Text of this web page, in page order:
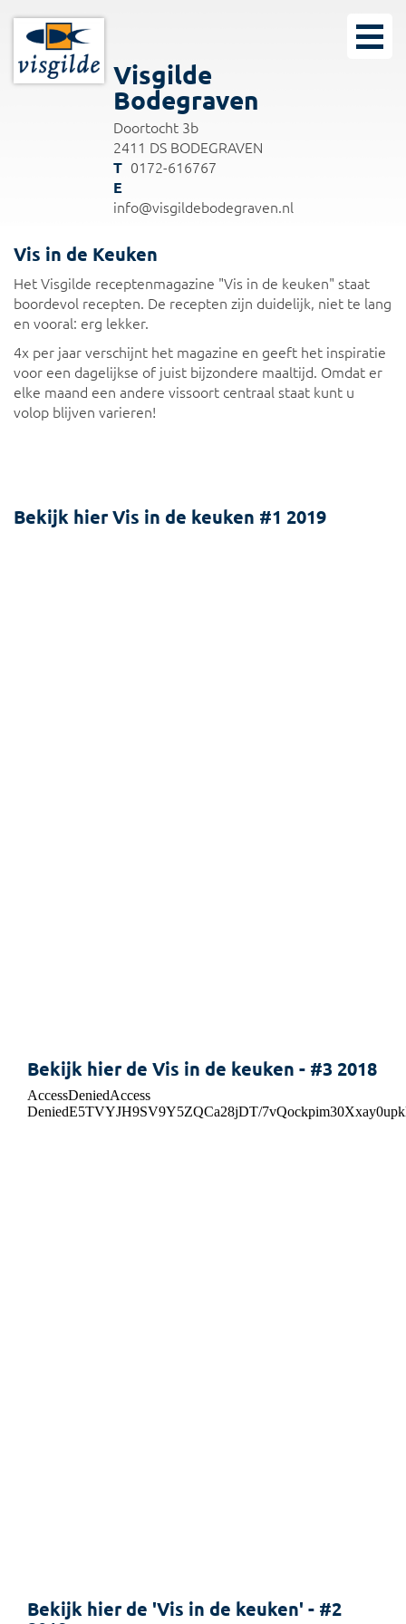
Visgilde
Bodegraven
Doortocht 3b
2411 DS BODEGRAVEN
0172-616767
info@visgildebodegraven.nl
Vis in de Keuken
Het Visgilde receptenmagazine "Vis in de keuken" staat
boordevol recepten. De recepten zijn duidelijk, niet te lang
en vooral: erg lekker.
4x per jaar verschijnt het magazine en geeft het inspiratie
voor een dagelijkse of juist bijzondere maaltijd. Omdat er
elke maand een andere vissoort centraal staat kunt u
volop blijven varieren!
Bekijk hier Vis in de keuken #1 2019
Bekijk hier de Vis in de keuken - #3 2018
Bekijk hier de 'Vis in de keuken' - #2